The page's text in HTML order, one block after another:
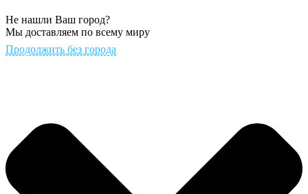
Не нашли Ваш город?
Мы доставляем по всему миру
Продолжить без города